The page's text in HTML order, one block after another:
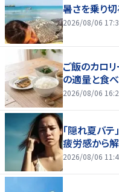
暑さを乗り切
2026/08/06
ご飯のカロ
の適量と食
2026/08/06
「隠れ夏バ
疲労感から
2026/08/06